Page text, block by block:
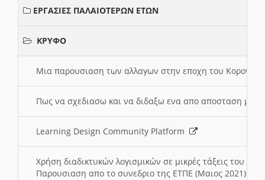
ΕΡΓΑΣΙΕΣ ΠΑΛΑΙΟΤΕΡΩΝ ΕΤΩΝ
ΚΡΥΦΟ
Μια παρουσιαση των αλλαγων στην εποχη του
Πως να σχεδιασω και να διδαξω ενα απο αποσταση
Learning Design Community Platform
Χρήση διαδικτυκών λογισμικών σε μικρές τάξεις του
Παρουσιαση απο το συνεδριο της ΕΤΠΕ (Μαιος 2021)